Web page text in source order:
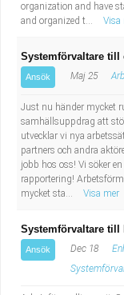
organization and have
and organized t...
Visa
Systemförvaltare till
Ansök Maj 25
Just nu händer mycket
samhällsuppdrag att
utvecklar vi nya
partners och andra
jobb hos oss! Vi söker
rapportering!
mycket sta...
Visa mer
Systemförvaltare
Ansök Dec 18